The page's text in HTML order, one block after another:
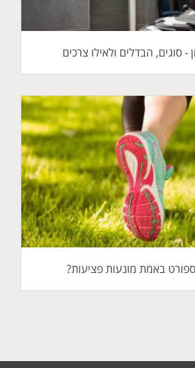
- סוגים, הבדלים ולאילו צרכים
באמת מונעות פציעות?